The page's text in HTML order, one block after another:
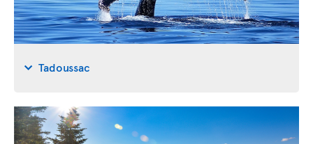
Tadoussac